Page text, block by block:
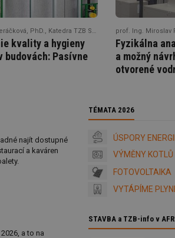
doc. Ing. Jana Peráčková, PhD., Katedra TZB SvF STU Bratislava
kvality a hygieny
budovách: Pasívne
Fyzikálna
a možný
otvorené
najít dostupné
a kaváren
a to na
TÉMATA 2026
ÚSPORY
VÝMĚNY KOTLŮ
FOTOVOLTAIKA
VYTÁPÍME
STAVBA a TZB-info v